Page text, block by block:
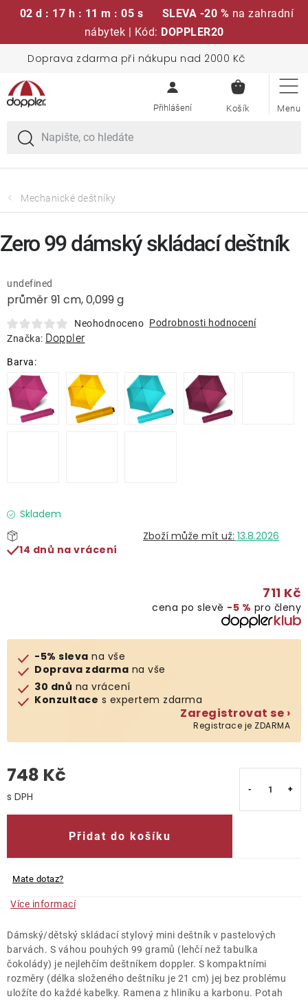
02 d : 17 h : 11 m : 04 s SLEVA -20 % na zahradní
nábytek | Kód: DOPPLER20
obsah
Doprava zdarma při nákupu nad 2000 Kč
KOŠÍK
Sedací soupravy
Slunečníky
Křesla a židle
Deštníky
O nás
Kontakty
Mechanické deštníky
průměr 91 cm, 0,099 g
undefined
Neohodnoceno Podrobnosti hodnocení
Značka: Doppler
Skladem
13.8.2026
14 dnů na vrácení
711 Kč
cena po slevě −5 % pro členy
-5% sleva na vše
Doprava zdarma na vše
30 dnů na vrácení
Konzultace s expertem zdarma
Zaregistrovat se ›
Registrace je ZDARMA
748 Kč
Přidat do košíku
Mate dotaz?
Více informací
Dámský/dětský skládací stylový mini deštník v pastelových
barvách. S váhou pouhých 99 gramů (lehčí než tabulka
čokolády) je nejlehčím deštníkem doppler. S kompaktními
rozměry (délka složeného deštníku je 21 cm) jej bez problému
uložíte do každé kabelky. Ramena z hliníku a karbonu. Potah
Zero 99 dámský skládací deštník